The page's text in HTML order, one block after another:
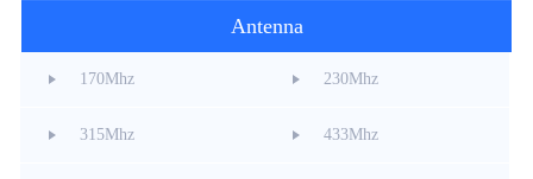
Antenna
170Mhz 230Mhz
315Mhz 433Mhz